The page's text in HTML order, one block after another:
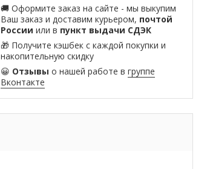
🚚 Оформите заказ на сайте - мы выкупим
Ваш заказ и доставим курьером, почтой
России или в пункт выдачи СДЭК
🎁 Получите кэшбек с каждой покупки и
накопительную скидку
😀 Отзывы о нашей работе в группе
Вконтакте